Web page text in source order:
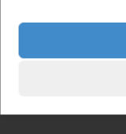
Projektierung
hast
Konzeption
kennst SAP
sprichst